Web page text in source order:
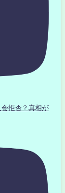
拒否？真相が